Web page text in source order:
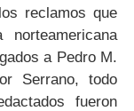
reclamos que
a Pedro M.
Serrano, todo
fueron